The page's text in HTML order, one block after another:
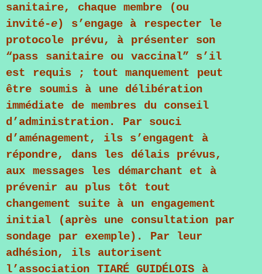
sanitaire, chaque membre (ou
invité-e) s’engage à respecter le
protocole prévu, à présenter son
“pass sanitaire ou vaccinal” s’il
est requis ; tout manquement peut
être soumis à une délibération
immédiate de membres du conseil
d’administration. Par souci
d’aménagement, ils s’engagent à
répondre, dans les délais prévus,
aux messages les démarchant et à
prévenir au plus tôt tout
changement suite à un engagement
initial (après une consultation par
sondage par exemple). Par leur
adhésion, ils autorisent
l’association TIARÉ GUIDÉLOIS à